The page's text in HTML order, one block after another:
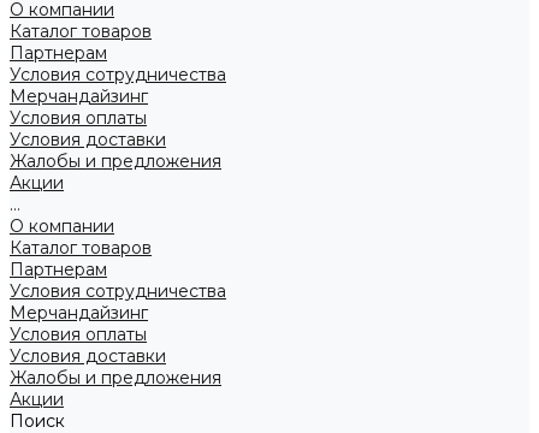
О компании
Каталог товаров
Партнерам
Условия сотрудничества
Мерчандайзинг
Условия оплаты
Условия доставки
Жалобы и предложения
Акции
...
О компании
Каталог товаров
Партнерам
Условия сотрудничества
Мерчандайзинг
Условия оплаты
Условия доставки
Жалобы и предложения
Акции
Поиск